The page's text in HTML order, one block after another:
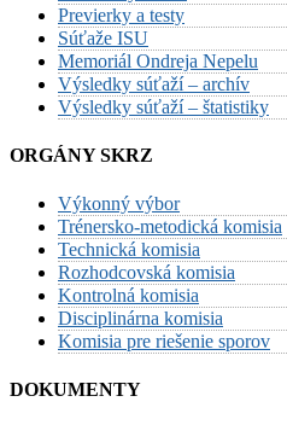
Previerky a testy
Súťaže ISU
Memoriál Ondreja Nepelu
Výsledky súťaží – archív
Výsledky súťaží – štatistiky
ORGÁNY SKRZ
Výkonný výbor
Trénersko-metodická komisia
Technická komisia
Rozhodcovská komisia
Kontrolná komisia
Disciplinárna komisia
Komisia pre riešenie sporov
DOKUMENTY